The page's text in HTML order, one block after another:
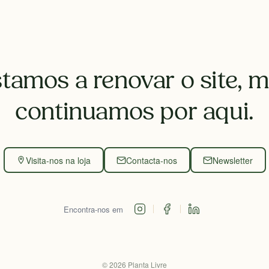
a renovar o site,
continuamos por aqui.
Visita-nos na loja Contacta-nos Newsletter
Encontra-nos em
©2026 Planta Livre